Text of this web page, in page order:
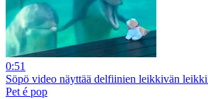
0:51
Söpö video näyttää delfiinien leikkivän
Pet é pop